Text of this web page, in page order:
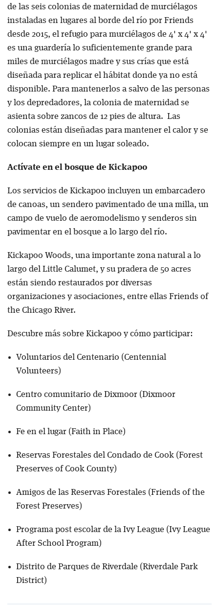
de las seis colonias de maternidad de murciélagos
instaladas en lugares al borde del río por Friends
desde 2015, el refugio para murciélagos de 4' x 4' x 4'
es una guardería lo suficientemente grande para
miles de murciélagos madre y sus crías que está
diseñada para replicar el hábitat donde ya no está
disponible. Para mantenerlos a salvo de las personas
y los depredadores, la colonia de maternidad se
asienta sobre zancos de 12 pies de altura. Las
colonias están diseñadas para mantener el calor y se
colocan siempre en un lugar soleado.
Actívate en el bosque de Kickapoo
Los servicios de Kickapoo incluyen un embarcadero
de canoas, un sendero pavimentado de una milla, un
campo de vuelo de aeromodelismo y senderos sin
pavimentar en el bosque a lo largo del río.
Kickapoo Woods, una importante zona natural a lo
largo del Little Calumet, y su pradera de 50 acres
están siendo restaurados por diversas
organizaciones y asociaciones, entre ellas Friends of
the Chicago River.
Descubre más sobre Kickapoo y cómo participar:
Voluntarios del Centenario (Centennial
Volunteers)
Centro comunitario de Dixmoor (Dixmoor
Community Center)
Fe en el lugar (Faith in Place)
Reservas Forestales del Condado de Cook (Forest
Preserves of Cook County)
Amigos de las Reservas Forestales (Friends of the
Forest Preserves)
Programa post escolar de la Ivy League (Ivy League
After School Program)
Distrito de Parques de Riverdale (Riverdale Park
District)